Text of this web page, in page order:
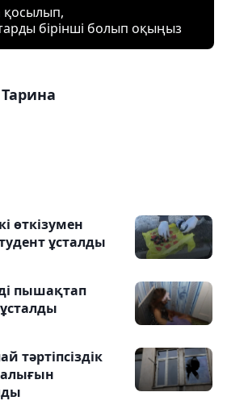
қосылып,
бірінші болып оқыңыз
өткізумен
ұсталды
пышақтап
ұсталды
тәртіпсіздік